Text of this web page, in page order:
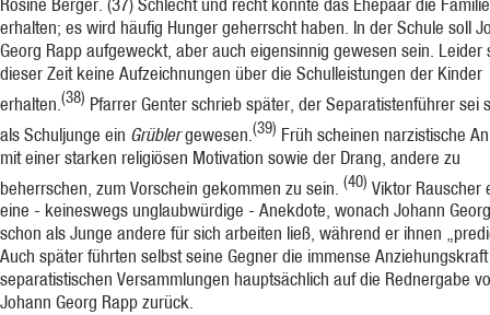
Rosine Berger. (37) Schlecht und recht konnte das Ehepaar die Familie
erhalten; es wird häufig Hunger ge­herrscht haben. In der Schule soll
Georg Rapp aufgeweckt, aber auch eigensinnig gewesen sein. Leider
dieser Zeit keine Aufzeichnungen über die Schulleistungen der Kinder
erhalten. (38) Pfarrer Genter schrieb später, der Separatistenführer sei
als Schuljunge ein Grüblergewesen. (39) Früh scheinen narzistische
mit einer starken religiösen Motivation sowie der Drang, andere zu
beherrschen, zum Vorschein gekommen zu sein. (40) Viktor Rauscher
eine - keineswegs unglaubwürdige - Anekdote, wonach Johann
schon als Junge andere für sich arbeiten ließ, während er ihnen
Auch später führten selbst seine Gegner die immense
separa­tistischen Versammlungen hauptsächlich auf die Rednergabe
Johann Georg Rapp zu­rück.